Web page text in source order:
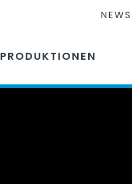
NEWS
PRODUKTIONEN